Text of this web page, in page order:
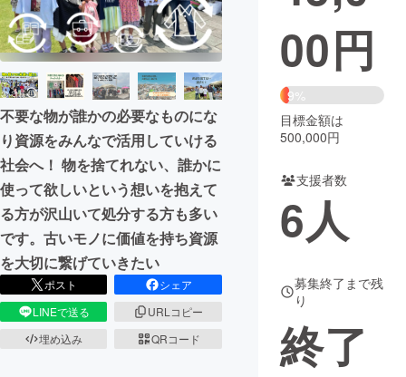
ビジネス・起業 チャレンジ
まちづくり・地域活性化
CAMPFIRE for Social Good
CAMPFIRE Creation
CAMPFIREふるさと納税machi-ya コミュニティ
不要な物が誰かの必要なものにな
り資源をみんなで活用していける
社会へ！ 物を捨てれない、誰かに
使って欲しいという想いを抱えて
る方が沢山いて処分する方も多い
です。古いモノに価値を持ち資源
を大切に繋げていきたい
ポスト
シェア
LINEで送る
URLコピー
埋め込み
QRコード
00円
9%
目標金額は
500,000円
支援者数
6人
募集終了まで残
り
終了